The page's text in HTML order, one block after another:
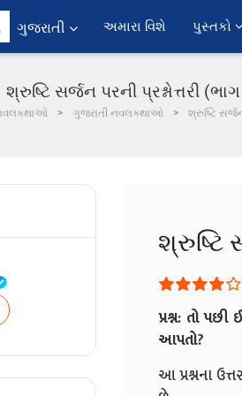
ગુજરાતી અમારા વિશે પુસ્તકો
શ્રુષ્ટિ સર્જન પરની પ્રશ્નોત્તરી
ગુજરાતી નવલકથાઓ શ્રુષ્ટિ
શ્રુષ્ટિ
પ્રશ્ન: તો
આપતો?
આ પ્રશ્નના